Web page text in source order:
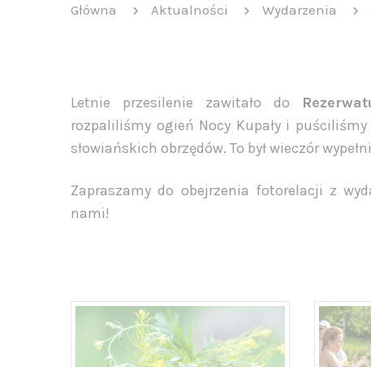
Główna Aktualności Wydarzenia
Letnie przesilenie zawitało do
rozpaliliśmy ogień Nocy Kupały i
słowiańskich obrzędów. To był wieczór
Zapraszamy do obejrzenia fotorelacji z
nami!